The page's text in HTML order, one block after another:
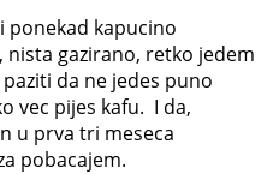
ponekad kapucino
gazirano, retko jedem
da ne jedes puno
vec pijes kafu. I da,
u prva tri meseca
pobacajem.